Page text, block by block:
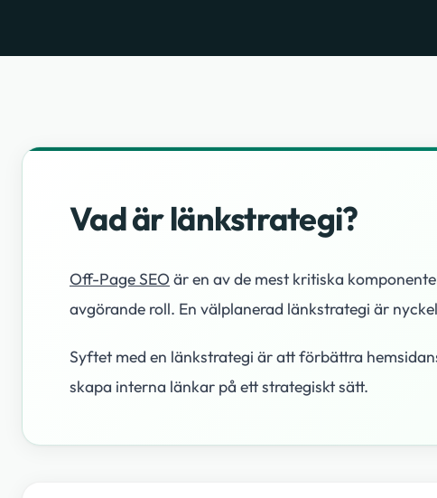
Vad är länkstrategi?
Off-Page SEO är en av de mest kritiska
avgörande roll. En välplanerad länkstrategi är
Syftet med en länkstrategi är att förbättra
skapa interna länkar på ett strategiskt sätt.